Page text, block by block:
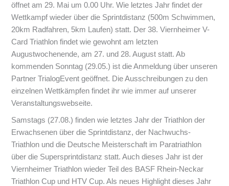
öffnet am 29. Mai um 0.00 Uhr. Wie letztes Jahr findet der
Wettkampf wieder über die Sprintdistanz (500m Schwimmen,
20km Radfahren, 5km Laufen) statt. Der 38. Viernheimer V-
Card Triathlon findet wie gewohnt am letzten
Augustwochenende, am 27. und 28. August statt. Ab
kommenden Sonntag (29.05.) ist die Anmeldung über unseren
Partner TrialogEvent geöffnet. Die Ausschreibungen zu den
einzelnen Wettkämpfen findet ihr wie immer auf unserer
Veranstaltungswebseite.
Samstags (27.08.) finden wie letztes Jahr der Triathlon der
Erwachsenen über die Sprintdistanz, der Nachwuchs-
Triathlon und die Deutsche Meisterschaft im Paratriathlon
über die Supersprintdistanz statt. Auch dieses Jahr ist der
Viernheimer Triathlon wieder Teil des BASF Rhein-Neckar
Triathlon Cup und HTV Cup. Als neues Highlight dieses Jahr